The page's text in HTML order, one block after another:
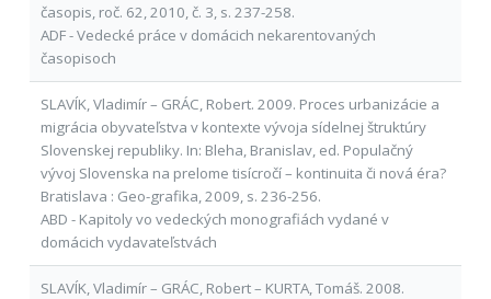
časopis, roč. 62, 2010, č. 3, s. 237-258.
ADF - Vedecké práce v domácich nekarentovaných
časopisoch
SLAVÍK, Vladimír – GRÁC, Robert. 2009. Proces urbanizácie a
migrácia obyvateľstva v kontexte vývoja sídelnej štruktúry
Slovenskej republiky. In: Bleha, Branislav, ed. Populačný
vývoj Slovenska na prelome tisícročí – kontinuita či nová éra?
Bratislava : Geo-grafika, 2009, s. 236-256.
ABD - Kapitoly vo vedeckých monografiách vydané v
domácich vydavateľstvách
SLAVÍK, Vladimír – GRÁC, Robert – KURTA, Tomáš. 2008.